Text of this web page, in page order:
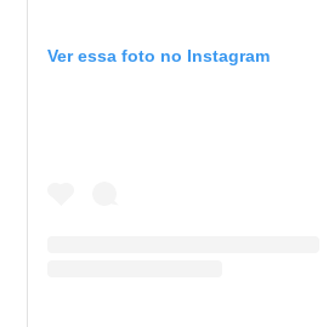
Ver essa foto no Instagram